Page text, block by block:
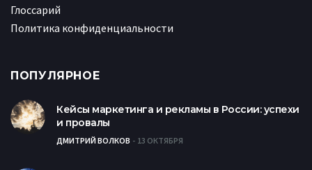
Глоссарий
Политика конфиденциальности
ПОПУЛЯРНОЕ
Кейсы маркетинга и рекламы в России: успехи
и провалы
ДМИТРИЙ ВОЛКОВ 13 ОКТЯБРЯ